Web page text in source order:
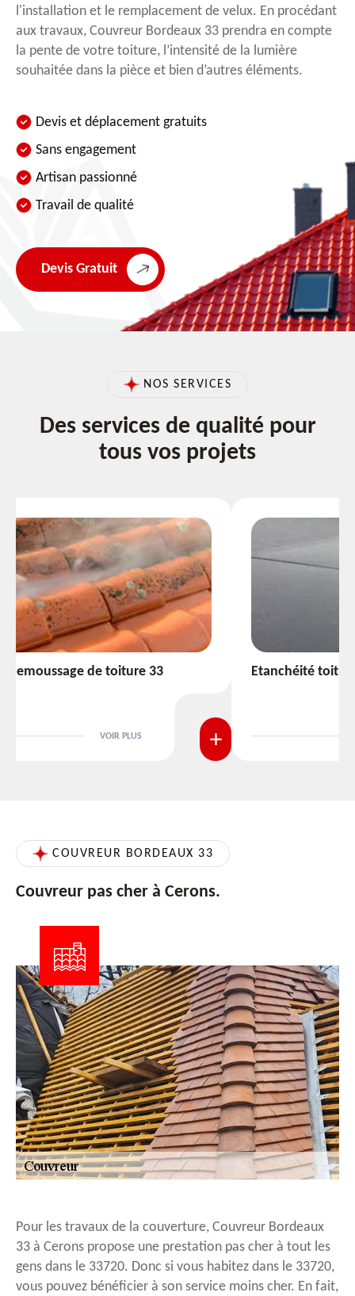
l'installation et le remplacement de velux. En procédant
aux travaux, Couvreur Bordeaux 33 prendra en compte
la pente de votre toiture, l’intensité de la lumière
souhaitée dans la pièce et bien d’autres éléments.
Devis et déplacement gratuits
Sans engagement
Artisan passionné
Travail de qualité
Devis Gratuit
NOS SERVICES
Des services de qualité pour
tous vos projets
Etanchéité toiture 33
VOIR PLUS
COUVREUR BORDEAUX 33
Couvreur pas cher à Cerons.
Pour les travaux de la couverture, Couvreur Bordeaux
33 à Cerons propose une prestation pas cher à tout les
gens dans le 33720. Donc si vous habitez dans le 33720,
vous pouvez bénéficier à son service moins cher. En fait,